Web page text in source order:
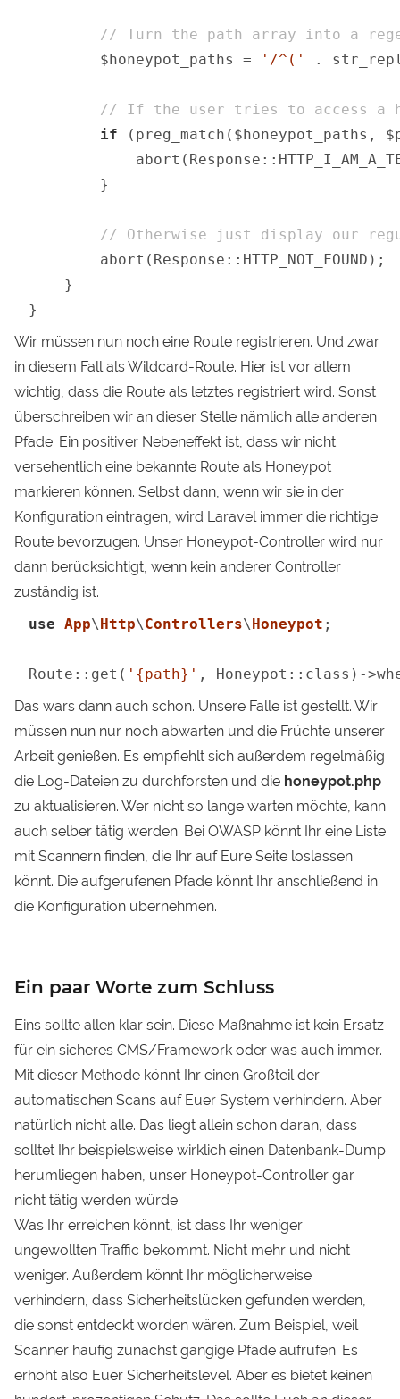
// Turn the path array into a
        $honeypot_paths =
'/^(' .
// If the user tries to access a
if (preg_match($honeypot_paths,
        }
// Otherwise just display our
        abort(Response::HTTP_NOT_FOUND);
    }
}
Wir müssen nun noch eine Route registrieren. Und zwar
in diesem Fall als Wildcard-Route. Hier ist vor allem
wichtig, dass die Route als letztes registriert wird. Sonst
überschreiben wir an dieser Stelle nämlich alle anderen
Pfade. Ein positiver Nebeneffekt ist, dass wir nicht
versehentlich eine bekannte Route als Honeypot
markieren können. Selbst dann, wenn wir sie in der
Konfiguration eintragen, wird Laravel immer die richtige
Route bevorzugen. Unser Honeypot-Controller wird nur
dann berücksichtigt, wenn kein anderer Controller
zuständig ist.
use App\Http\Controllers\Honeypot ;
Route::get( '{path}' , Honeypot::class)-
Das wars dann auch schon. Unsere Falle ist gestellt. Wir
müssen nun nur noch abwarten und die Früchte unserer
Arbeit genießen. Es empfiehlt sich außerdem regelmäßig
die Log-Dateien zu durchforsten und die honeypot.php
zu aktualisieren. Wer nicht so lange warten möchte, kann
auch selber tätig werden. Bei OWASP könnt Ihr eine Liste
mit Scannern finden, die Ihr auf Eure Seite loslassen
könnt. Die aufgerufenen Pfade könnt Ihr anschließend in
die Konfiguration übernehmen.
Ein paar Worte zum Schluss
Eins sollte allen klar sein. Diese Maßnahme ist kein Ersatz
für ein sicheres CMS/Framework oder was auch immer.
Mit dieser Methode könnt Ihr einen Großteil der
automatischen Scans auf Euer System verhindern. Aber
natürlich nicht alle. Das liegt allein schon daran, dass
solltet Ihr beispielsweise wirklich einen Datenbank-Dump
herumliegen haben, unser Honeypot-Controller gar
nicht tätig werden würde.
Was Ihr erreichen könnt, ist dass Ihr weniger
ungewollten Traffic bekommt. Nicht mehr und nicht
weniger. Außerdem könnt Ihr möglicherweise
verhindern, dass Sicherheitslücken gefunden werden,
die sonst entdeckt worden wären. Zum Beispiel, weil
Scanner häufig zunächst gängige Pfade aufrufen. Es
erhöht also Euer Sicherheitslevel. Aber es bietet keinen